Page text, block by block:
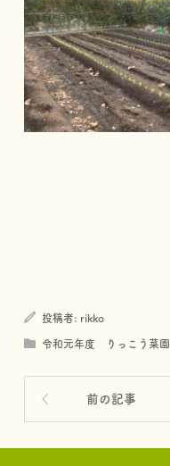
投稿者: rikko
令和元年度 りっこう菜園
前の記事